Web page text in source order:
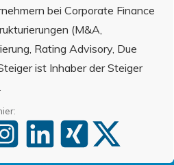
bei Corporate Finance
(M&A,
Rating Advisory, Due
ist Inhaber der Steiger